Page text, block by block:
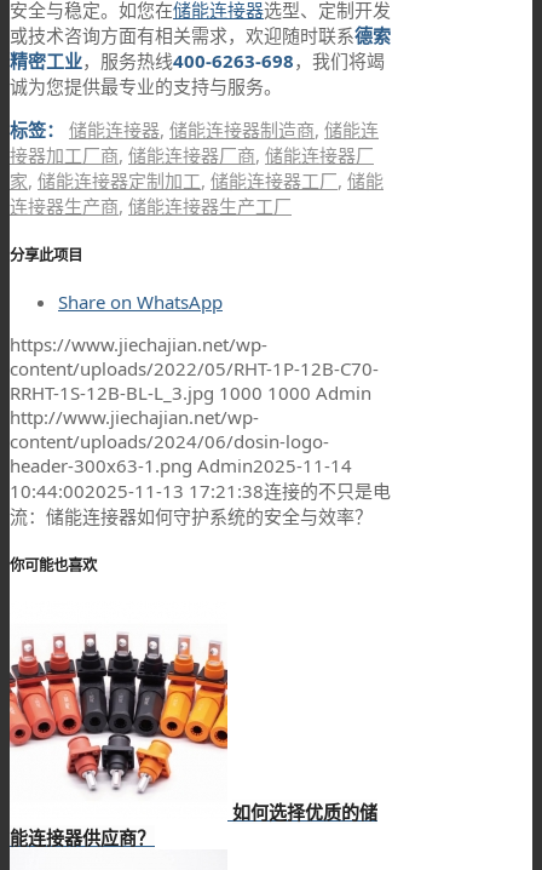
安全与稳定。如您在储能连接器选型、定制开发
或技术咨询方面有相关需求，欢迎随时联系德索
精密工业，服务热线400-6263-698，我们将竭
诚为您提供最专业的支持与服务。
标签：
储能连接器, 储能连接器制造商, 储能连
接器加工厂商, 储能连接器厂商, 储能连接器厂
家, 储能连接器定制加工, 储能连接器工厂, 储能
连接器生产商, 储能连接器生产工厂
分享此项目
Share on WhatsApp
https://www.jiechajian.net/wp-
content/uploads/2022/05/RHT-1P-12B-C70-
RRHT-1S-12B-BL-L_3.jpg 1000 1000 Admin
http://www.jiechajian.net/wp-
content/uploads/2024/06/dosin-logo-
header-300x63-1.png Admin2025-11-14
10:44:002025-11-13 17:21:38连接的不只是电
流：储能连接器如何守护系统的安全与效率？
你可能也喜欢
如何选择优质的储
能连接器供应商？